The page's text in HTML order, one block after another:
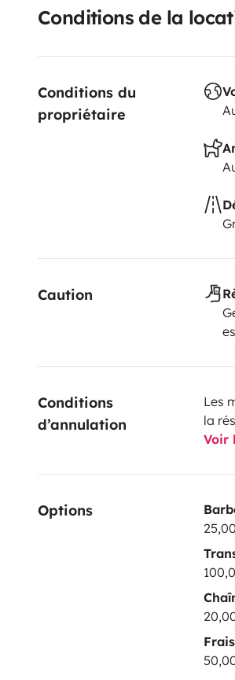
Conditions de la
Conditions du
propriétaire
Caution
Conditions
d’annulation
Les
la
Voir
Options